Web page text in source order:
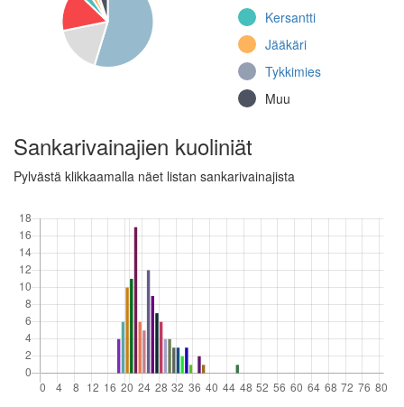
12.
rajajääkärikomppania
(Jatkosota)
Jalkaväkirykmentti
48, II pataljoona
(Jatkosota)
(Jatkosota)
Jalkaväkirykmentti
(Jatkosota)
Kersantti
Jääkäri
Tykkimies
Muu
Sankarivainajien kuoliniät
Pylvästä klikkaamalla näet listan sankarivainajista